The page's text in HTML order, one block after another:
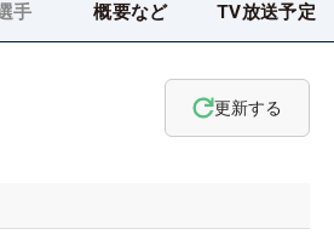
手 概要など TV放送予定
更新する